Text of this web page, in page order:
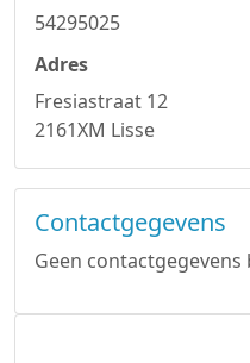
54295025
Adres
Fresiastraat 12
2161XM Lisse
Contactgegevens
Geen contactgegevens